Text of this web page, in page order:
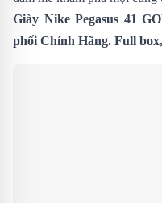
Giày Nike Pegasus 41
phối Chính Hãng. Full